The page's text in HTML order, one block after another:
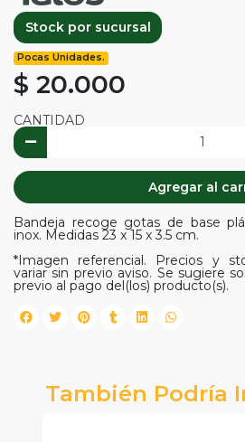
Stock por sucursal
Pocas Unidades.
$ 20.000
CANTIDAD
Agregar al
Bandeja recoge gotas de base
inox. Medidas 23 x 15 x 3.5 cm.
*Imagen referencial. Precios y
variar sin previo aviso. Se sugiere
previo al pago del(los) producto(s).
También Podría